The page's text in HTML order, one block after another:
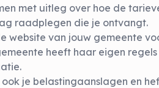
met uitleg over hoe de
raadplegen die je ontvangt.
website van jouw gemeente
heeft haar eigen
ook je belastingaanslagen en